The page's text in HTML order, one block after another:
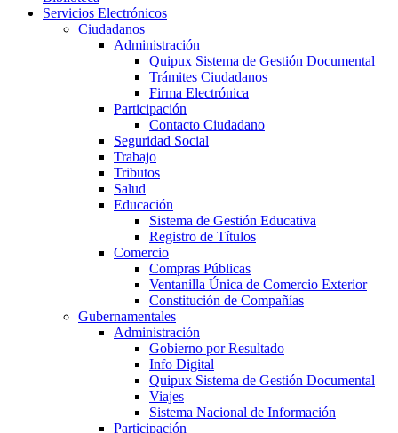
Servicios Electrónicos
Ciudadanos
Administración
Quipux Sistema de Gestión Documental
Trámites Ciudadanos
Firma Electrónica
Participación
Contacto Ciudadano
Seguridad Social
Trabajo
Tributos
Salud
Educación
Sistema de Gestión Educativa
Registro de Títulos
Comercio
Compras Públicas
Ventanilla Única de Comercio Exterior
Constitución de Compañías
Gubernamentales
Administración
Gobierno por Resultado
Info Digital
Quipux Sistema de Gestión Documental
Viajes
Sistema Nacional de Información
Participación